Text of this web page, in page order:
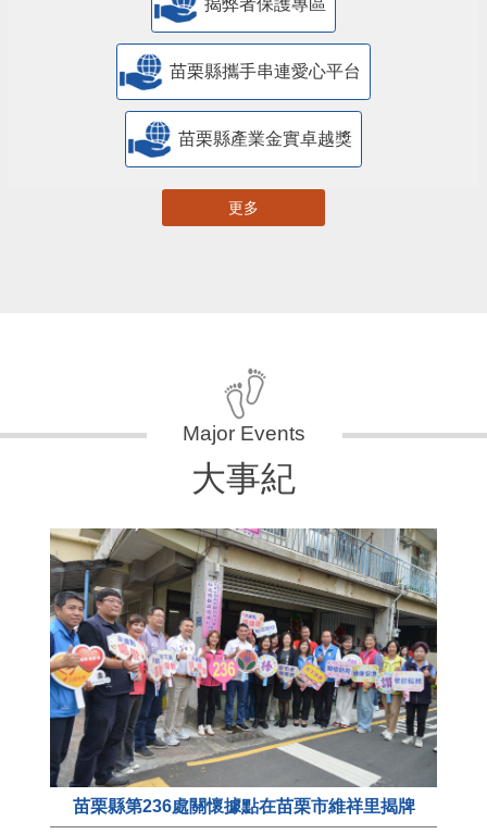
揭弊者保護專區
苗栗縣攜手串連愛心平台
苗栗縣產業金實卓越獎
更多
大事紀
苗栗縣第236處關懷據點在苗栗市維祥里揭牌